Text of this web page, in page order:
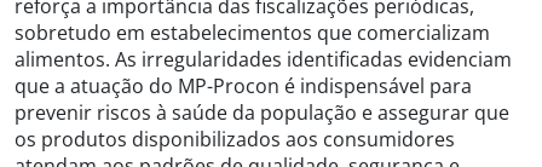
reforça a importância das fiscalizações periódicas,
sobretudo em estabelecimentos que comercializam
alimentos. As irregularidades identificadas evidenciam
que a atuação do MP-Procon é indispensável para
prevenir riscos à saúde da população e assegurar que
os produtos disponibilizados aos consumidores